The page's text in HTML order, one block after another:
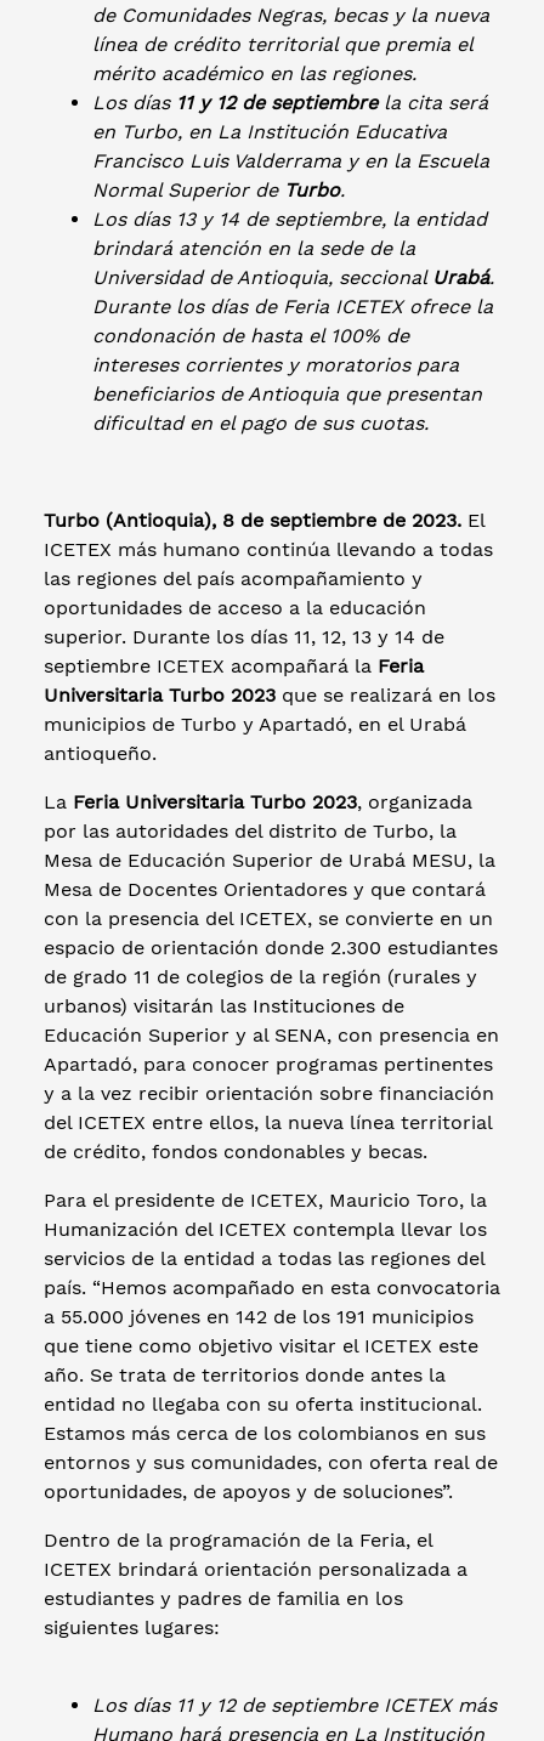
de Comunidades Negras, becas y la nueva
línea de crédito territorial que premia el
mérito académico en las regiones.
Los días 11 y 12 de septiembre la cita será
en Turbo, en La Institución Educativa
Francisco Luis Valderrama y en la Escuela
Normal Superior de Turbo.
Los días 13 y 14 de septiembre, la entidad
brindará atención en la sede de la
Universidad de Antioquia, seccional Urabá.
Durante los días de Feria ICETEX ofrece la
condonación de hasta el 100% de
intereses corrientes y moratorios para
beneficiarios de Antioquia que presentan
dificultad en el pago de sus cuotas.
Turbo (Antioquia), 8 de septiembre de 2023. El
ICETEX más humano continúa llevando a todas
las regiones del país acompañamiento y
oportunidades de acceso a la educación
superior. Durante los días 11, 12, 13 y 14 de
septiembre ICETEX acompañará la Feria
Universitaria Turbo 2023 que se realizará en los
municipios de Turbo y Apartadó, en el Urabá
antioqueño.
La Feria Universitaria Turbo 2023, organizada
por las autoridades del distrito de Turbo, la
Mesa de Educación Superior de Urabá MESU, la
Mesa de Docentes Orientadores y que contará
con la presencia del ICETEX, se convierte en un
espacio de orientación donde 2.300 estudiantes
de grado 11 de colegios de la región (rurales y
urbanos) visitarán las Instituciones de
Educación Superior y al SENA, con presencia en
Apartadó, para conocer programas pertinentes
y a la vez recibir orientación sobre financiación
del ICETEX entre ellos, la nueva línea territorial
de crédito, fondos condonables y becas.
Para el presidente de ICETEX, Mauricio Toro, la
Humanización del ICETEX contempla llevar los
servicios de la entidad a todas las regiones del
país. “Hemos acompañado en esta convocatoria
a 55.000 jóvenes en 142 de los 191 municipios
que tiene como objetivo visitar el ICETEX este
año. Se trata de territorios donde antes la
entidad no llegaba con su oferta institucional.
Estamos más cerca de los colombianos en sus
entornos y sus comunidades, con oferta real de
oportunidades, de apoyos y de soluciones”.
Dentro de la programación de la Feria, el
ICETEX brindará orientación personalizada a
estudiantes y padres de familia en los
siguientes lugares:
Los días 11 y 12 de septiembre ICETEX más
Humano hará presencia en La Institución